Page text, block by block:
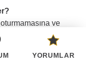
ve
nelerdir?
YORUMLAR